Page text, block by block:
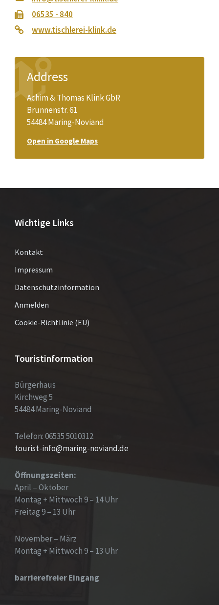
06535 - 840
www.tischlerei-klink.de
Address
Achim & Thomas Klink GbR
Brunnenstr. 61
54484 Maring-Noviand
Open in Google Maps
Wichtige Links
Kontakt
Impressum
Datenschutzinformation
Anmelden
Cookie-Richtlinie (EU)
Touristinformation
Bürgerhaus
Kirchweg 5
54484 Maring-Noviand
Telefon: 06535 5010312
tourist-info@maring-noviand.de
Öffnungszeiten:
April – Oktober
Montag + Mittwoch 9 – 14 Uhr
Freitag 9 – 13 Uhr
November – März
Montag + Mittwoch 9 – 13 Uhr
barrierefreier Eingang